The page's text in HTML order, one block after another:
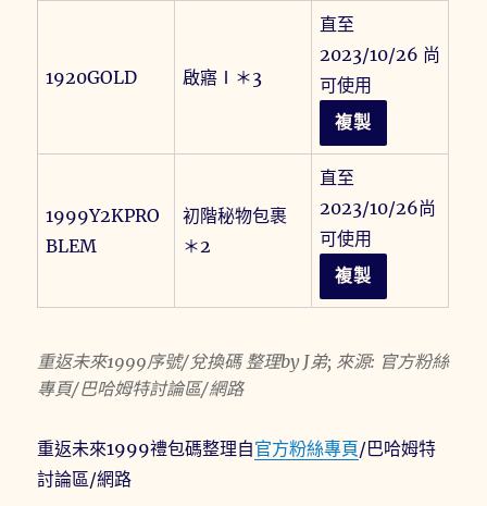
1920GOLD 啟寤Ⅰ＊3
直至
2023/10/26 尚
可使用
複製
1999Y2KPRO
BLEM
初階秘物包裹
＊2
直至
2023/10/26尚
可使用
複製
重返未來1999序號/兌換碼 整理by J弟; 來源: 官方粉絲
專頁/巴哈姆特討論區/網路
重返未來1999禮包碼整理自官方粉絲專頁/巴哈姆特
討論區/網路